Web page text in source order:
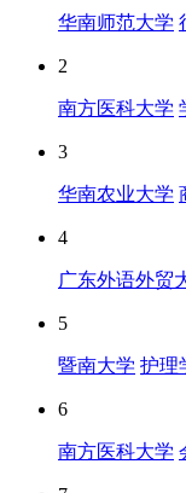
华南师范大学
2
南方医科大学
3
华南农业大学
4
广东外语外贸
5
暨南大学 护理
6
南方医科大学